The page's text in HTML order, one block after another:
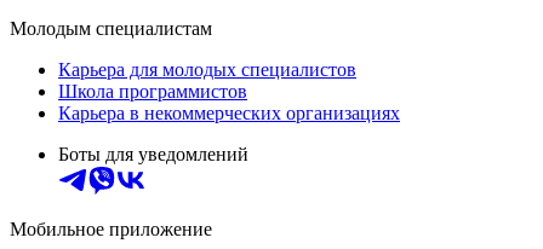
Молодым специалистам
Карьера для молодых специалистов
Школа программистов
Карьера в некоммерческих организациях
Боты для уведомлений
Мобильное приложение